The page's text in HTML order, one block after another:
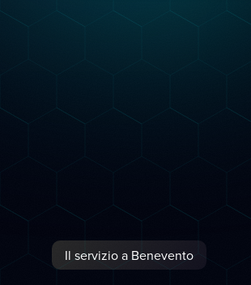
Il servizio a Benevento